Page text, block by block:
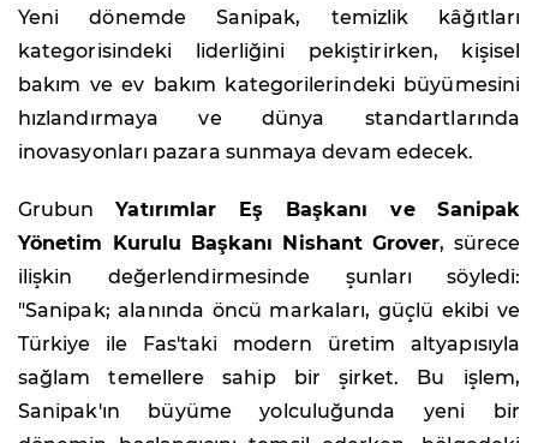
Yeni dönemde Sanipak, temizlik kâğıtları
kategorisindeki liderliğini pekiştirirken, kişisel
bakım ve ev bakım kategorilerindeki büyümesini
hızlandırmaya ve dünya standartlarında
inovasyonları pazara sunmaya devam edecek.
GrubunYatırımlar Eş Başkanı ve Sanipak
Yönetim Kurulu Başkanı Nishant Grover, sürece
ilişkin değerlendirmesinde şunları söyledi:
"Sanipak; alanında öncü markaları, güçlü ekibi ve
Türkiye ile Fas'taki modern üretim altyapısıyla
sağlam temellere sahip bir şirket. Bu işlem,
Sanipak'ın büyüme yolculuğunda yeni bir